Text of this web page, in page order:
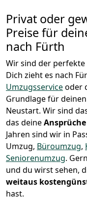
Privat oder
Preise für
nach Fürth
Wir sind der
Dich zieht es nach
Umzugsserviceoder
Grundlage für
Neustart. Wir sind
das deine
Jahren sind wir in
Umzug, Büroumzug,
Seniorenumzug.
und du wirst sehen,
weitaus
hast.